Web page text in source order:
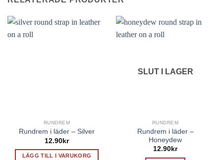
RUNDREM
Rundrem i läder – Silver
12.90kr
LÄGG TILL I VARUKORG
SLUT I LAGER
RUNDREM
Rundrem i läder –
Honeydew
12.90 kr